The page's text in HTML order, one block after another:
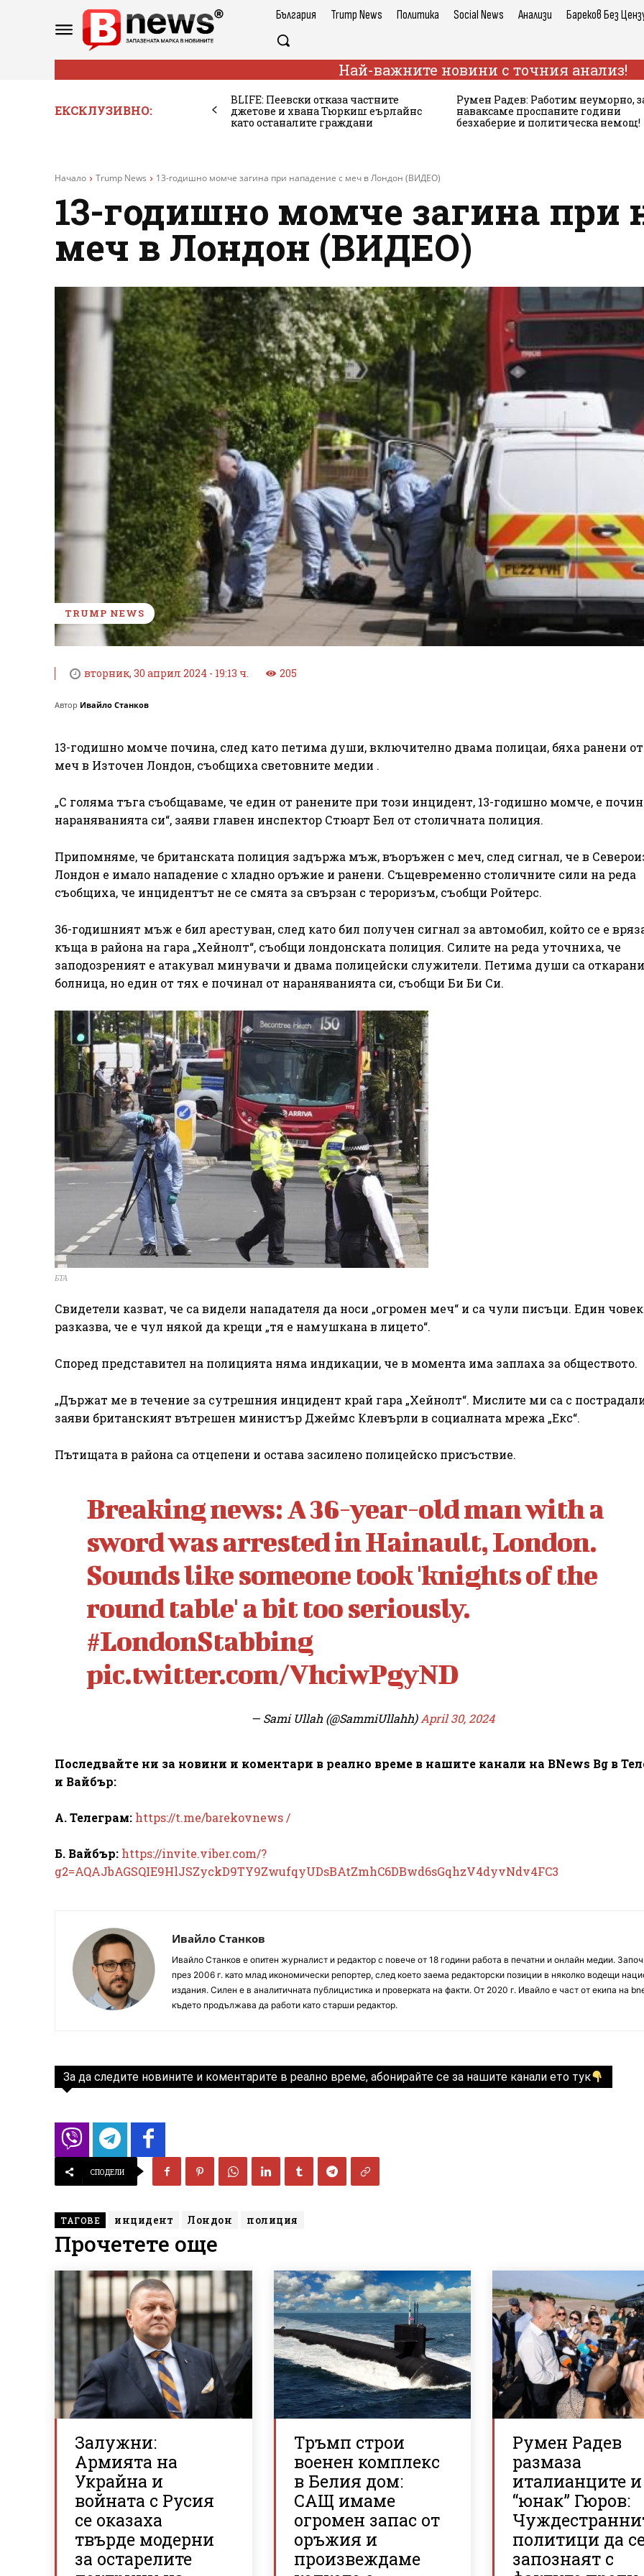
България Trump News Политика Social News Анализи Бареков Без
Най-важните новини с точния анализ!
ЕКСКЛУЗИВНО:
BLIFE: Пеевски отказа частните
джетове и хвана Тюркиш еърлайнс
като останалите граждани
Румен Радев: Работим неуморно,
наваксаме проспаните години
безхаберие и политическа немощ!
Начало Trump News 13-годишно момче загина при нападение с меч в Лондон (ВИДЕО)
13-годишно момче загина при
меч в Лондон (ВИДЕО)
TRUMP NEWS
вторник, 30 април 2024 - 19:13 ч. 205
Автор Ивайло Станков
13-годишно момче почина, след като петима души, включително двама полицаи, бяха ранени
меч в Източен Лондон, съобщиха световните медии .
„С голяма тъга съобщаваме, че един от ранените при този инцидент, 13-годишно момче, е
нараняванията си“, заяви главен инспектор Стюарт Бел от столичната полиция.
Припомняме, че британската полиция задържа мъж, въоръжен с меч, след сигнал, че в
Лондон е имало нападение с хладно оръжие и ранени. Същевременно столичните сили на реда
съобщиха, че инцидентът не се смята за свързан с тероризъм, съобщи Ройтерс.
36-годишният мъж е бил арестуван, след като бил получен сигнал за автомобил, който се е
къща в района на гара „Хейнолт“, съобщи лондонската полиция. Силите на реда уточниха, че
заподозреният е атакувал минувачи и двама полицейски служители. Петима души са
болница, но един от тях е починал от нараняванията си, съобщи Би Би Си.
БТА
Свидетели казват, че са видели нападателя да носи „огромен меч“ и са чули писъци. Един човек
разказва, че е чул някой да крещи „тя е намушкана в лицето“.
Според представител на полицията няма индикации, че в момента има заплаха за обществото.
„Държат ме в течение за сутрешния инцидент край гара „Хейнолт“. Мислите ми са с
заяви британският вътрешен министър Джеймс Клевърли в социалната мрежа „Екс“.
Пътищата в района са отцепени и остава засилено полицейско присъствие.
Breaking news: A 36-year-old man with a
sword was arrested in Hainault, London.
Sounds like someone took 'knights of the
round table' a bit too seriously.
#LondonStabbing
pic.twitter.com/VhciwPgyND
— Sami Ullah (@SammiUllahh)April 30, 2024
Последвайте ни за новини и коментари в реално време в нашите канали на BNews Bg в
и Вайбър:
А. Телеграм: https://t.me/barekovnews /
Б. Вайбър: https://invite.viber.com/?
g2=AQAJbAGSQIE9HlJSZyckD9TY9ZwufqyUDsBAtZmhC6DBwd6sGqhzV4dyvNdv4FC3
Ивайло Станков
Ивайло Станков е опитен журналист и редактор с повече от 18 години работа в печатни и онлайн медии.
през 2006 г. като млад икономически репортер, след което заема редакторски позиции в няколко водещи
издания. Силен е в аналитичната публицистика и проверката на факти. От 2020 г. Ивайло е част от екипа на
където продължава да работи като старши редактор.
За да следите новините и коментарите в реално време, абонирайте се за нашите канали ето тук
СПОДЕЛИ
ТАГОВЕ инцидент Лондон полиция
Прочетете още
Залужни:
Армията на
Украйна и
войната с Русия
се оказаха
твърде модерни
за остарелите
Тръмп строи
военен комплекс
в Белия дом:
САЩ имаме
огромен запас от
оръжия и
произвеждаме
Румен Радев
размаза
италианците и
“юнак” Гюров:
политици да
запознаят с